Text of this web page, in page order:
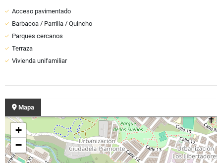
Acceso pavimentado
Barbacoa / Parrilla / Quincho
Parques cercanos
Terraza
Vivienda unifamiliar
Mapa
+
−